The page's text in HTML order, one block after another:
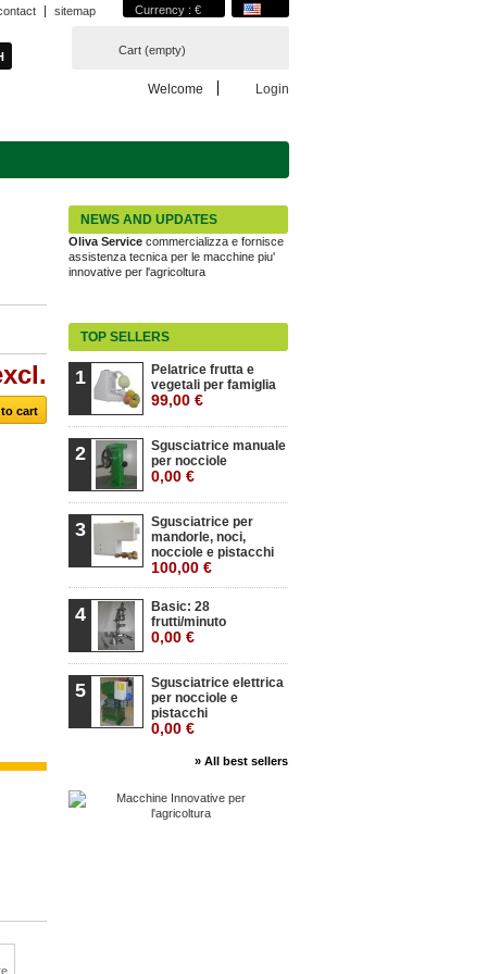
Currency : €
sitemap
Cart (empty)
Welcome Login
NEWS AND UPDATES
Oliva Service commercializza e fornisce
assistenza tecnica per le macchine piu'
innovative per l'agricoltura
TOP SELLERS
1
Pelatrice frutta e
vegetali per famiglia
99,00 €
2
Sgusciatrice manuale
per nocciole
0,00 €
3
Sgusciatrice per
mandorle, noci,
nocciole e pistacchi
100,00 €
4
Basic: 28
frutti/minuto
0,00 €
5
Sgusciatrice elettrica
per nocciole e
pistacchi
0,00 €
» All best sellers